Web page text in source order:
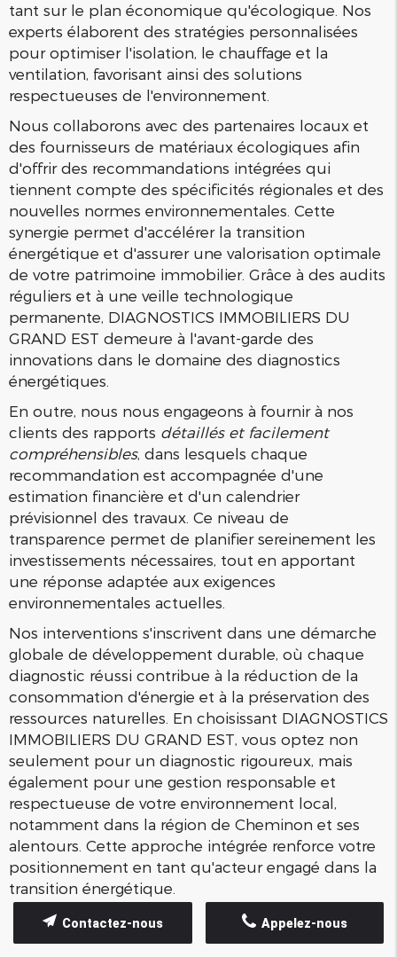
tant sur le plan économique qu'écologique. Nos
experts élaborent des stratégies personnalisées
pour optimiser l'isolation, le chauffage et la
ventilation, favorisant ainsi des solutions
respectueuses de l'environnement.
Nous collaborons avec des partenaires locaux et
des fournisseurs de matériaux écologiques afin
d'offrir des recommandations intégrées qui
tiennent compte des spécificités régionales et des
nouvelles normes environnementales. Cette
synergie permet d'accélérer la transition
énergétique et d'assurer une valorisation optimale
de votre patrimoine immobilier. Grâce à des audits
réguliers et à une veille technologique
permanente, DIAGNOSTICS IMMOBILIERS DU
GRAND EST demeure à l'avant-garde des
innovations dans le domaine des diagnostics
énergétiques.
En outre, nous nous engageons à fournir à nos
clients des rapports détaillés et facilement
compréhensibles, dans lesquels chaque
recommandation est accompagnée d'une
estimation financière et d'un calendrier
prévisionnel des travaux. Ce niveau de
transparence permet de planifier sereinement les
investissements nécessaires, tout en apportant
une réponse adaptée aux exigences
environnementales actuelles.
Nos interventions s'inscrivent dans une démarche
globale de développement durable, où chaque
diagnostic réussi contribue à la réduction de la
consommation d'énergie et à la préservation des
ressources naturelles. En choisissant DIAGNOSTICS
IMMOBILIERS DU GRAND EST, vous optez non
seulement pour un diagnostic rigoureux, mais
également pour une gestion responsable et
respectueuse de votre environnement local,
notamment dans la région de Cheminon et ses
alentours. Cette approche intégrée renforce votre
positionnement en tant qu'acteur engagé dans la
transition énergétique.
Appelez-nous
Contactez-nous